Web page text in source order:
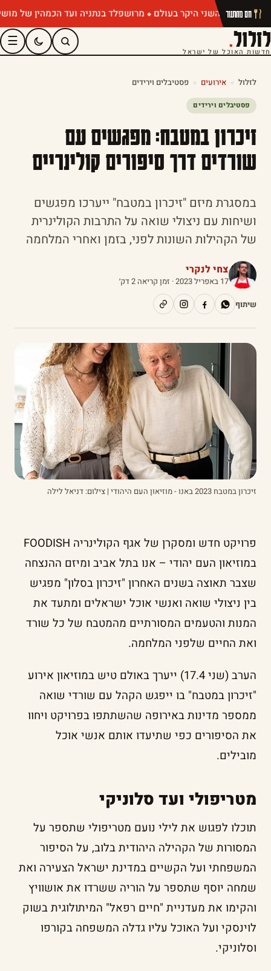
מרושפלד בנתניה ועד הכמהין של מושיק חם מהתנור
לזלול.
חדשות האוכל של ישראל
☰
לזלול » אירועים » פסטיבלים וירידים
פסטיבלים וירידים
זיכרון במטבח: מפגשים עם
שורדים דרך סיפורים קולינריים
במסגרת מיזם "זיכרון במטבח" ייערכו מפגשים
ושיחות עם ניצולי שואה על התרבות הקולינרית
של הקהילות השונות לפני, בזמן ואחרי המלחמה
צחי לנקרי
17 באפריל 2023
· זמן קריאה 2 דק׳
שיתוף
זיכרון במטבח 2023 באנו - מוזיאון העם היהודי | צילום: דניאל לילה
פרויקט חדש ומסקרן של אגף הקולינריה FOODISH
במוזיאון העם יהודי – אנו בתל אביב ומיזם ההנצחה
שצבר תאוצה בשנים האחרון "זיכרון בסלון" מפגיש
בין ניצולי שואה ואנשי אוכל ישראלים ומתעד את
המנות והטעמים המסורתיים מהמטבח של כל שורד
ואת החיים שלפני המלחמה.
הערב (שני 17.4) ייערך באולם טיש במוזיאון אירוע
"זיכרון במטבח" בו ייפגש הקהל עם שורדי שואה
ממספר מדינות באירופה שהשתתפו בפרויקט ויחוו
את הסיפורים כפי שתיעדו אותם אנשי אוכל
מובילים.
מטריפולי ועד סלוניקי
תוכלו לפגוש את לילי נועם מטריפולי שתספר על
המסורות של הקהילה היהודית בלוב, על הסיפור
המשפחתי ועל הקשיים במדינת ישראל הצעירה ואת
שמחה יוסף שתספר על הוריה ששרדו את אושוויץ
והקימו את מעדניית "חיים רפאל" המיתולוגית בשוק
לוינסקי ועל האוכל עליו גדלה המשפחה בקורפו
וסלוניקי.